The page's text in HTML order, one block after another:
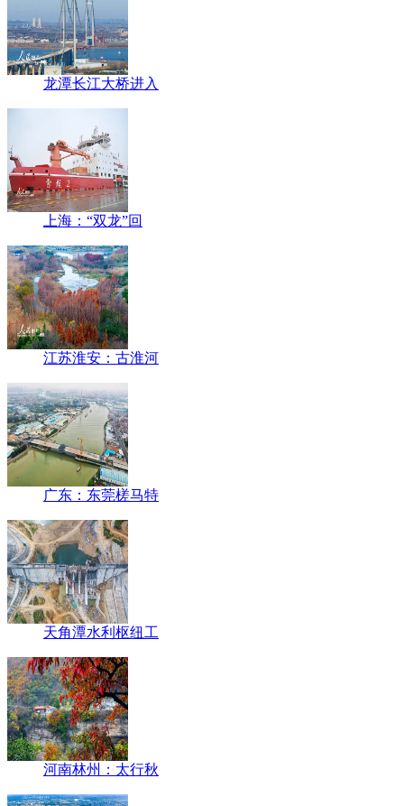
龙潭长江大桥进入
上海：“双龙”回
江苏淮安：古淮河
广东：东莞槎马特
天角潭水利枢纽工
河南林州：太行秋